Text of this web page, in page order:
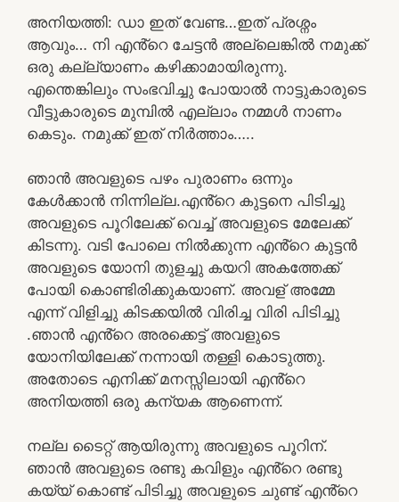
അനിയത്തി: ഡാ ഇത് വേണ്ട…ഇത് പ്രശ്നം
ആവും… നി എൻ്റെ ചേട്ടൻ അല്ലെങ്കിൽ നമുക്ക്
ഒരു കല്ല്യാണം കഴിക്കാമായിരുന്നു.
എന്തെങ്കിലും സംഭവിച്ചു പോയാൽ നാട്ടുകാരുടെ
വീട്ടുകാരുടെ മുമ്പിൽ എല്ലാം നമ്മൾ നാണം
കെടും. നമുക്ക് ഇത് നിർത്താം…..
ഞാൻ അവളുടെ പഴം പുരാണം ഒന്നും
കേൾക്കാൻ നിന്നില്ല.എൻ്റെ കുട്ടനെ പിടിച്ചു
അവളുടെ പൂറിലേക്ക് വെച്ച് അവളുടെ മേലേക്ക്
കിടന്നു. വടി പോലെ നിൽക്കുന്ന എൻ്റെ കുട്ടൻ
അവളുടെ യോനി തുളച്ചു കയറി അകത്തേക്ക്
പോയി കൊണ്ടിരിക്കുകയാണ്. അവള് അമ്മേ
എന്ന് വിളിച്ചു കിടക്കയിൽ വിരിച്ച വിരി പിടിച്ചു
.ഞാൻ എൻ്റെ അരക്കെട്ട് അവളുടെ
യോനിയിലേക്ക് നന്നായി തള്ളി കൊടുത്തു.
അതോടെ എനിക്ക് മനസ്സിലായി എൻ്റെ
അനിയത്തി ഒരു കന്യക ആണെന്ന്.
നല്ല ടൈറ്റ് ആയിരുന്നു അവളുടെ പൂറിന്.
ഞാൻ അവളുടെ രണ്ടു കവിളും എൻ്റെ രണ്ടു
കയ്യ് കൊണ്ട് പിടിച്ചു അവളുടെ ചുണ്ട് എൻ്റെ